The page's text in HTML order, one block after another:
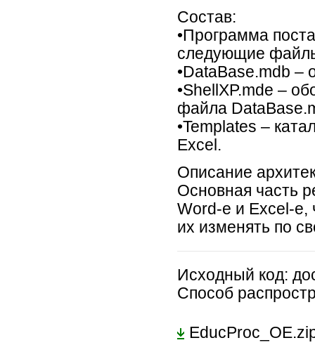
Состав:
•Программа
следующие
•DataBase.mdb –
•ShellXP.mde –
файла
•Templates –
Excel.
Описание
Основная часть
Word-е и Excel-е,
их изменять по
Исходный код:
Способ